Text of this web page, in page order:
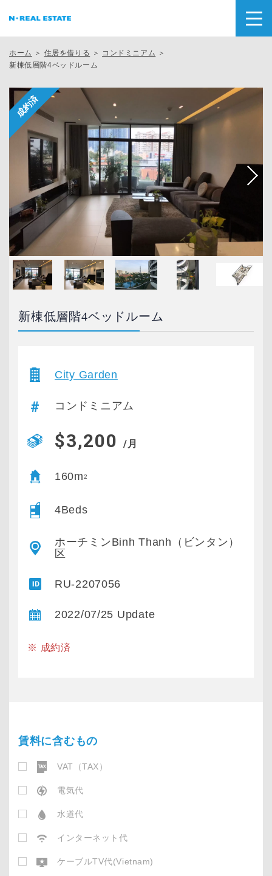
ホーム ＞ 住居を借りる ＞ コンドミニアム ＞
新棟低層階4ベッドルーム
新棟低層階4ベッドルーム
City Garden
コンドミニアム
$3,200 /月
160m2
4Beds
ホーチミンBinh Thanh（ビンタン）
区
RU-2207056
2022/07/25 Update
※ 成約済
賃料に含むもの
VAT（TAX）
電気代
水道代
インターネット代
ケーブルTV代(Vietnam)